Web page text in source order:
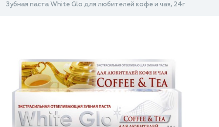
Зубная паста White Glo для любителей кофе и чая, 24г